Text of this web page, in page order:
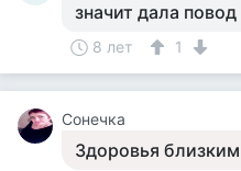
значит дала
8 лет 1
Сонечка
Здоровья